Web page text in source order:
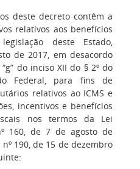
deste decreto contêm a
relativos aos benefícios
deste Estado,
de 2017, em desacordo
do inciso XII do § 2º do
Federal, para fins de
relativos ao ICMS e
incentivos e benefícios
nos termos da Lei
160, de 7 de agosto de
190, de 15 de dezembro